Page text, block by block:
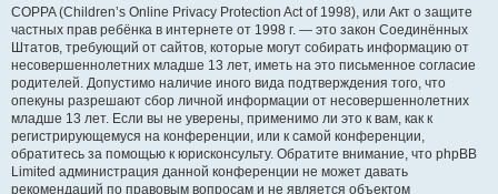
COPPA (Children’s Online Privacy Protection Act of 1998), или Акт о защите
частных прав ребёнка в интернете от 1998 г. — это закон Соединённых
Штатов, требующий от сайтов, которые могут собирать информацию от
несовершеннолетних младше 13 лет, иметь на это письменное согласие
родителей. Допустимо наличие иного вида подтверждения того, что
опекуны разрешают сбор личной информации от несовершеннолетних
младше 13 лет. Если вы не уверены, применимо ли это к вам, как к
регистрирующемуся на конференции, или к самой конференции,
обратитесь за помощью к юрисконсульту. Обратите внимание, что phpBB
Limited администрация данной конференции не может давать
рекомендаций по правовым вопросам и не является объектом